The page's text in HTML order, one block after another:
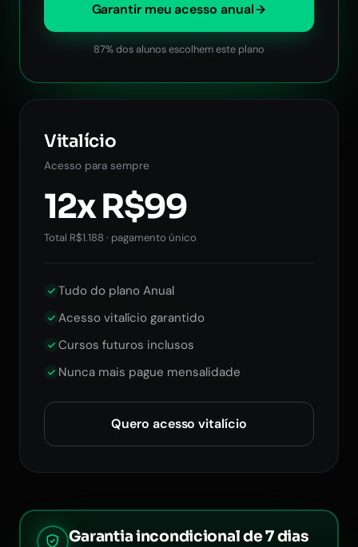
Garantir meu acesso anual
87% dos alunos escolhem este plano
Vitalício
Acesso para sempre
12x R$99
Total R$1.188 · pagamento único
Tudo do plano Anual
Acesso vitalício garantido
Cursos futuros inclusos
Nunca mais pague mensalidade
Quero acesso vitalício
Garantia incondicional de 7 dias